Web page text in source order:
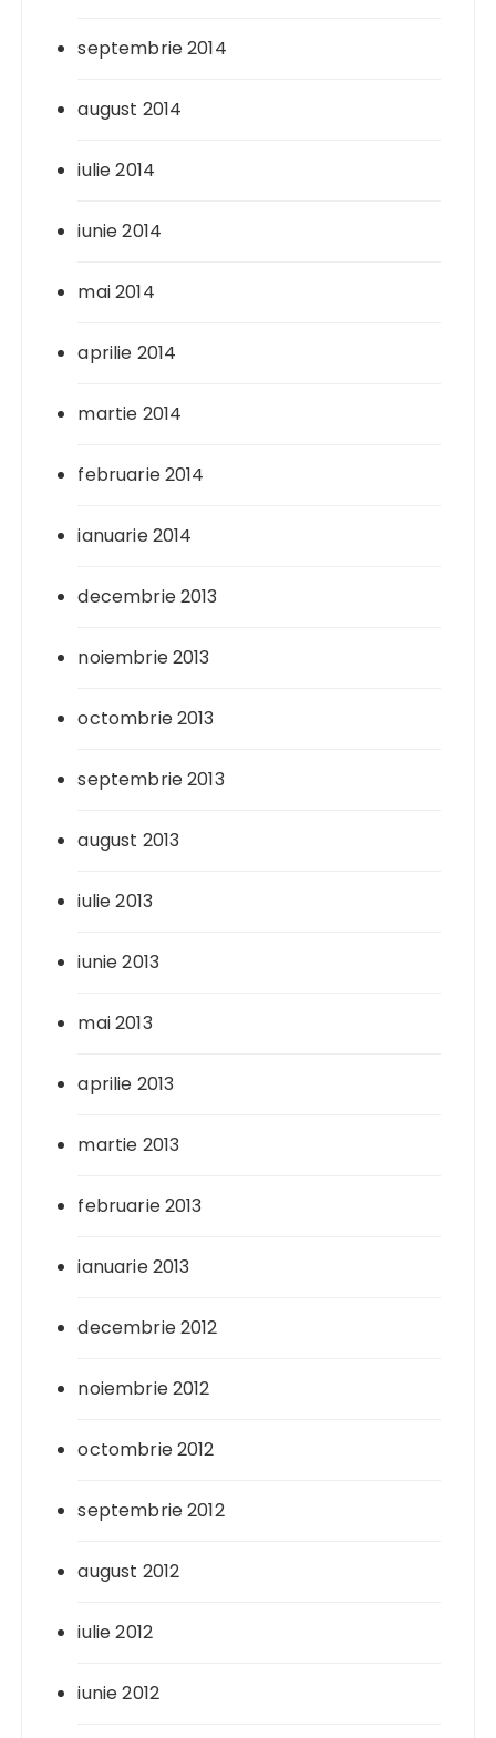
septembrie 2014
august 2014
iulie 2014
iunie 2014
mai 2014
aprilie 2014
martie 2014
februarie 2014
ianuarie 2014
decembrie 2013
noiembrie 2013
octombrie 2013
septembrie 2013
august 2013
iulie 2013
iunie 2013
mai 2013
aprilie 2013
martie 2013
februarie 2013
ianuarie 2013
decembrie 2012
noiembrie 2012
octombrie 2012
septembrie 2012
august 2012
iulie 2012
iunie 2012